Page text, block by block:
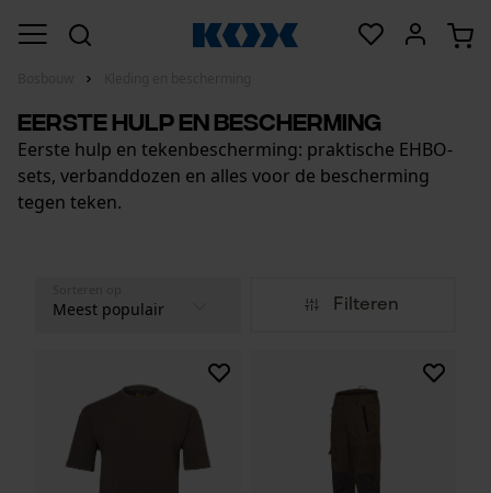
Eerste hulp en bescherming
Eerste hulp en tekenbescherming: praktische EHBO-
sets, verbanddozen en alles voor de bescherming
tegen teken.
Filteren